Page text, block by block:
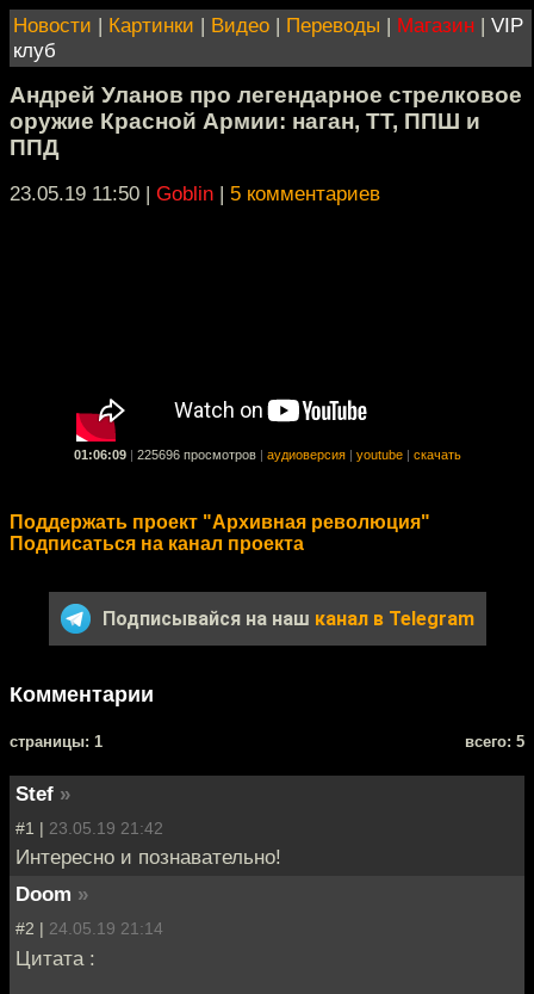
Новости | Картинки | Видео | Переводы | Магазин | VIP
клуб
Андрей Уланов про легендарное стрелковое
оружие Красной Армии: наган, ТТ, ППШ и
ППД
23.05.19 11:50 | Goblin | 5 комментариев
01:06:09 225696 просмотров аудиоверсия youtube скачать
Поддержать проект "Архивная революция"
Подписаться на канал проекта
Подписывайся на наш канал в Telegram
Комментарии
cтраницы: 1 всего: 5
Stef »
#1 | 23.05.19 21:42
Интересно и познавательно!
Doom »
#2 | 24.05.19 21:14
Цитата :